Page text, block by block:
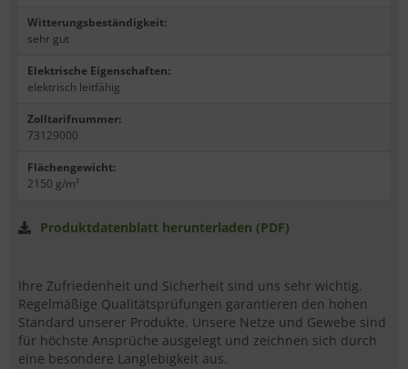
Witterungsbeständigkeit:
sehr gut
Elektrische Eigenschaften:
elektrisch leitfähig
Zolltarifnummer:
73129000
Flächengewicht:
2150 g/m²
Produktdatenblatt herunterladen (PDF)
Ihre Zufriedenheit und Sicherheit sind uns sehr wichtig.
Regelmäßige Qualitätsprüfungen garantieren den hohen
Standard unserer Produkte. Unsere Netze und Gewebe sind
für höchste Ansprüche ausgelegt und zeichnen sich durch
eine besondere Langlebigkeit aus.